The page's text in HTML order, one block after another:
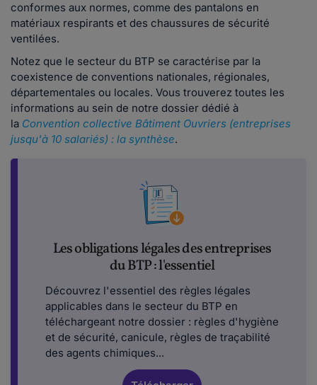
conformes aux normes, comme des pantalons en
matériaux respirants et des chaussures de sécurité
ventilées.
Notez que le secteur du BTP se caractérise par la
coexistence de conventions nationales, régionales,
départementales ou locales. Vous trouverez toutes les
informations au sein de notre dossier dédié à
la Convention collective Bâtiment Ouvriers (entreprises
jusqu'à 10 salariés) : la synthèse.
Les obligations légales des entreprises
du BTP : l'essentiel
Découvrez l'essentiel des règles légales
applicables dans le secteur du BTP en
téléchargeant notre dossier : règles d'hygiène
et de sécurité, canicule, règles de traçabilité
des agents chimiques...